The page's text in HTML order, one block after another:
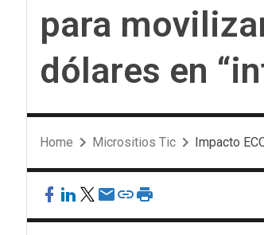
para
dólares en
Home Micrositios Tic Impacto